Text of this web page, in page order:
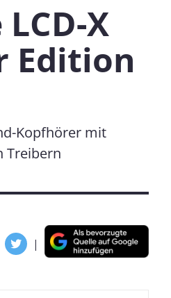
X
Edition
Kopfhörer mit
Treibern
|